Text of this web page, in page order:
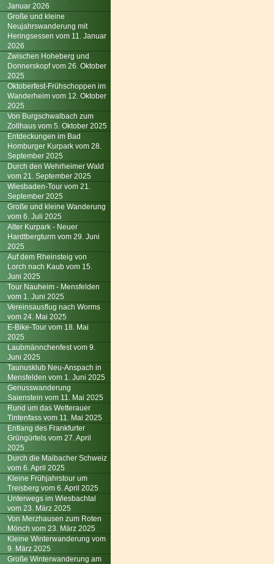
Januar 2026
Große und kleine
Neujahrswanderung mit
Heringsessen vom 11. Januar
2026
Zwischen Hoheberg und
Donnerskopf vom 26. Oktober
2025
Oktoberfest-Frühschoppen im
Wanderheim vom 12. Oktober
2025
Von Burgschwalbach zum
Zollhaus vom 5. Oktober 2025
Entdeckungen im Bad
Homburger Kurpark vom 28.
September 2025
Durch den Wehrheimer Wald
vom 21. September 2025
Wiesbaden-Tour vom 21.
September 2025
Große und kleine Wanderung
vom 6. Juli 2025
Alter Kurpark - Neuer
Hardtbergturm vom 29. Juni
2025
Auf dem Rheinsteig von
Lorch nach Kaub vom 15.
Juni 2025
Tour Nauheim - Mensfelden
vom 1. Juni 2025
Vereinsausflug nach Worms
vom 24. Mai 2025
E-Bike-Tour vom 18. Mai
2025
Laubmännchenfest vom 9.
Juni 2025
Taunusklub Neu-Anspach in
Mensfelden vom 1. Juni 2025
Genusswanderung
Saienstein vom 11. Mai 2025
Rund um das Wetterauer
Tintenfass vom 11. Mai 2025
Entlang des Frankfurter
Grüngürtels vom 27. April
2025
Durch die Maibacher Schweiz
vom 6. April 2025
Kleine Frühjahrstour um
Treisberg vom 6. April 2025
Unterwegs im Wiesbachtal
vom 23. März 2025
Von Merzhausen zum Roten
Mönch vom 23. März 2025
Kleine Winterwanderung vom
9. März 2025
Große Winterwanderung am